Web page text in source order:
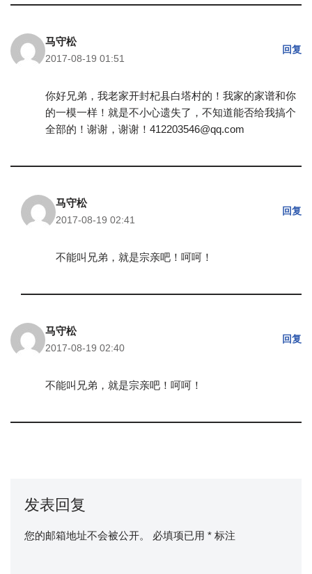
马守松
2017-08-19 01:51
回复
你好兄弟，我老家开封杞县白塔村的！我家的家谱和你
的一模一样！就是不小心遗失了，不知道能否给我搞个
全部的！谢谢，谢谢！412203546@qq.com
马守松
2017-08-19 02:41
回复
不能叫兄弟，就是宗亲吧！呵呵！
马守松
2017-08-19 02:40
回复
不能叫兄弟，就是宗亲吧！呵呵！
发表回复
您的邮箱地址不会被公开。 必填项已用 * 标注